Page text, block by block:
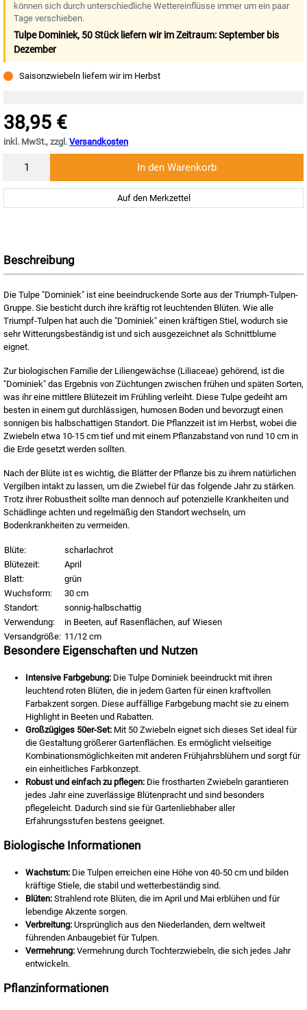
können sich durch unterschiedliche Wettereinflüsse immer um ein paar
Tage verschieben.
Tulpe Dominiek, 50 Stück liefern wir im Zeitraum: September bis
Dezember
Saisonzwiebeln liefern wir im Herbst
38,95 €
inkl. MwSt., zzgl. Versandkosten
In den Warenkorb
Auf den Merkzettel
Beschreibung
Die Tulpe "Dominiek" ist eine beeindruckende Sorte aus der Triumph-Tulpen-
Gruppe. Sie besticht durch ihre kräftig rot leuchtenden Blüten. Wie alle
Triumpf-Tulpen hat auch die "Dominiek" einen kräftigen Stiel, wodurch sie
sehr Witterungsbeständig ist und sich ausgezeichnet als Schnittblume
eignet.
Zur biologischen Familie der Liliengewächse (Liliaceae) gehörend, ist die
"Dominiek" das Ergebnis von Züchtungen zwischen frühen und späten Sorten,
was ihr eine mittlere Blütezeit im Frühling verleiht. Diese Tulpe gedeiht am
besten in einem gut durchlässigen, humosen Boden und bevorzugt einen
sonnigen bis halbschattigen Standort. Die Pflanzzeit ist im Herbst, wobei die
Zwiebeln etwa 10-15 cm tief und mit einem Pflanzabstand von rund 10 cm in
die Erde gesetzt werden sollten.
Nach der Blüte ist es wichtig, die Blätter der Pflanze bis zu ihrem natürlichen
Vergilben intakt zu lassen, um die Zwiebel für das folgende Jahr zu stärken.
Trotz ihrer Robustheit sollte man dennoch auf potenzielle Krankheiten und
Schädlinge achten und regelmäßig den Standort wechseln, um
Bodenkrankheiten zu vermeiden.
Blüte:
scharlachrot
Blütezeit:
April
Blatt:
grün
Wuchsform:
30 cm
Standort:
sonnig-halbschattig
Verwendung:
in Beeten, auf Rasenflächen, auf Wiesen
Versandgröße: 11/12 cm
Besondere Eigenschaften und Nutzen
Intensive Farbgebung: Die Tulpe Dominiek beeindruckt mit ihren
leuchtend roten Blüten, die in jedem Garten für einen kraftvollen
Farbakzent sorgen. Diese auffällige Farbgebung macht sie zu einem
Highlight in Beeten und Rabatten.
Großzügiges 50er-Set: Mit 50 Zwiebeln eignet sich dieses Set ideal für
die Gestaltung größerer Gartenflächen. Es ermöglicht vielseitige
Kombinationsmöglichkeiten mit anderen Frühjahrsblühern und sorgt für
ein einheitliches Farbkonzept.
Robust und einfach zu pflegen: Die frostharten Zwiebeln garantieren
jedes Jahr eine zuverlässige Blütenpracht und sind besonders
pflegeleicht. Dadurch sind sie für Gartenliebhaber aller
Erfahrungsstufen bestens geeignet.
Biologische Informationen
Wachstum: Die Tulpen erreichen eine Höhe von 40-50 cm und bilden
kräftige Stiele, die stabil und wetterbeständig sind.
Blüten: Strahlend rote Blüten, die im April und Mai erblühen und für
lebendige Akzente sorgen.
Verbreitung: Ursprünglich aus den Niederlanden, dem weltweit
führenden Anbaugebiet für Tulpen.
Vermehrung: Vermehrung durch Tochterzwiebeln, die sich jedes Jahr
entwickeln.
Pflanzinformationen